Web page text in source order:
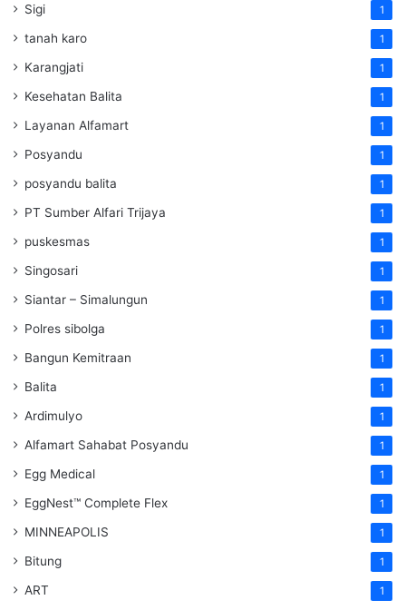
Sigi 1
tanah karo 1
Karangjati 1
Kesehatan Balita 1
Layanan Alfamart 1
Posyandu 1
posyandu balita 1
PT Sumber Alfari Trijaya 1
puskesmas 1
Singosari 1
Siantar – Simalungun 1
Polres sibolga 1
Bangun Kemitraan 1
Balita 1
Ardimulyo 1
Alfamart Sahabat Posyandu 1
Egg Medical 1
EggNest™ Complete Flex 1
MINNEAPOLIS 1
Bitung 1
ART 1